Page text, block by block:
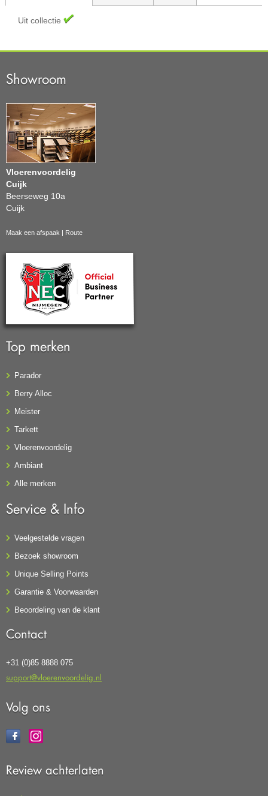
Uit collectie
Showroom
Vloerenvoordelig
Cuijk
Beerseweg 10a
Cuijk
Maak een afspaak Route
Top merken
Parador
Berry Alloc
Meister
Tarkett
Vloerenvoordelig
Ambiant
Alle merken
Service & Info
Veelgestelde vragen
Bezoek showroom
Unique Selling Points
Garantie & Voorwaarden
Beoordeling van de klant
Contact
+31 (0)85 8888 075
support@vloerenvoordelig.nl
Volg ons
Review achterlaten